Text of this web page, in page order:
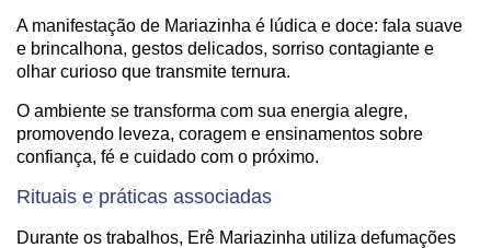
A manifestação de Mariazinha é lúdica e doce: fala suave
e brincalhona, gestos delicados, sorriso contagiante e
olhar curioso que transmite ternura.
O ambiente se transforma com sua energia alegre,
promovendo leveza, coragem e ensinamentos sobre
confiança, fé e cuidado com o próximo.
Rituais e práticas associadas
Durante os trabalhos, Erê Mariazinha utiliza defumações